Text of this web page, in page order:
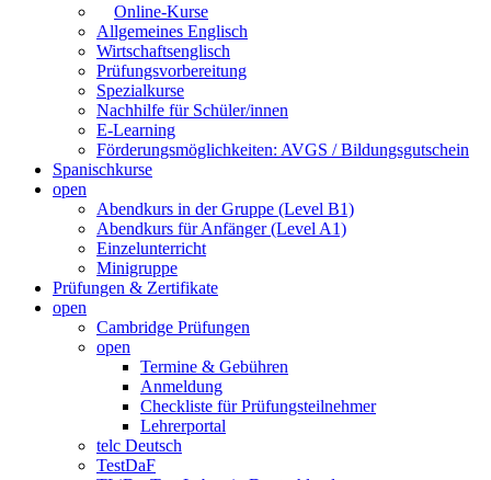
Online-Kurse
Allgemeines Englisch
Wirtschaftsenglisch
Prüfungsvorbereitung
Spezialkurse
Nachhilfe für Schüler/innen
E-Learning
Förderungsmöglichkeiten: AVGS / Bildungsgutschein
Spanischkurse
open
Abendkurs in der Gruppe (Level B1)
Abendkurs für Anfänger (Level A1)
Einzelunterricht
Minigruppe
Prüfungen & Zertifikate
open
Cambridge Prüfungen
open
Termine & Gebühren
Anmeldung
Checkliste für Prüfungsteilnehmer
Lehrerportal
telc Deutsch
TestDaF